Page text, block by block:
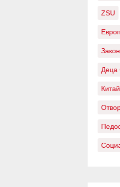
ZSU
Деца
Китай